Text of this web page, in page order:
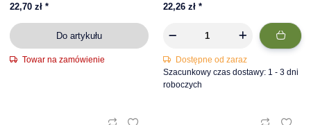
22,70 zł *
Do artykułu
Towar na zamówienie
22,26 zł *
Dostępne od zaraz
Szacunkowy czas dostawy: 1 - 3 dni
roboczych